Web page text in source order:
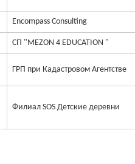
Encompass Consulting
СП "MEZON 4 EDUCATION "
ГРП при Кадастровом Агентстве
Филиал SOS Детские деревни